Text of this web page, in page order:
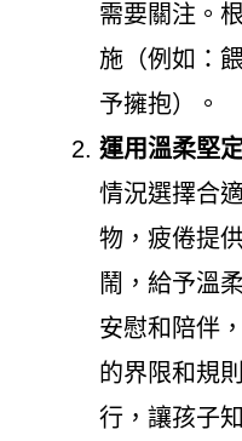
需要關注。
施（例如：
予擁抱）。
運用溫柔堅
情況選擇合
物，疲倦提
鬧，給予溫
安慰和陪伴
的界限和規
行，讓孩子